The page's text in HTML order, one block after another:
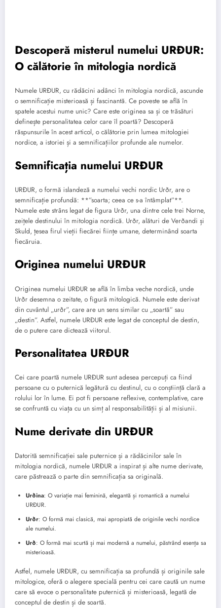
Descoperă misterul numelui URÐUR:
O călătorie în mitologia nordică
Numele URÐUR, cu rădăcini adânci în mitologia nordică, ascunde
o semnificație misterioasă și fascinantă. Ce poveste se află în
spatele acestui nume unic? Care este originea sa și ce trăsături
definește personalitatea celor care îl poartă? Descoperă
răspunsurile în acest articol, o călătorie prin lumea mitologiei
nordice, a istoriei și a semnificațiilor profunde ale numelor.
Semnificația numelui URÐUR
URÐUR, o formă islandeză a numelui vechi nordic Urðr, are o
semnificație profundă: **”soarta; ceea ce s-a întâmplat”**.
Numele este strâns legat de figura Urðr, una dintre cele trei Norne,
zeițele destinului în mitologia nordică. Urðr, alături de Verðandi și
Skuld, țesea firul vieții fiecărei ființe umane, determinând soarta
fiecăruia.
Originea numelui URÐUR
Originea numelui URÐUR se află în limba veche nordică, unde
Urðr desemna o zeitate, o figură mitologică. Numele este derivat
din cuvântul „urðr”, care are un sens similar cu „soartă” sau
„destin”. Astfel, numele URÐUR este legat de conceptul de destin,
de o putere care dictează viitorul.
Personalitatea URÐUR
Cei care poartă numele URÐUR sunt adesea percepuți ca fiind
persoane cu o puternică legătură cu destinul, cu o conștiință clară a
rolului lor în lume. Ei pot fi persoane reflexive, contemplative, care
se confruntă cu viața cu un simț al responsabilității și al misiunii.
Nume derivate din URÐUR
Datorită semnificației sale puternice și a rădăcinilor sale în
mitologia nordică, numele URÐUR a inspirat și alte nume derivate,
care păstrează o parte din semnificația sa originală.
Urðina: O variație mai feminină, elegantă și romantică a numelui
URÐUR.
Urðr: O formă mai clasică, mai apropiată de originile vechi nordice
ale numelui.
Urð: O formă mai scurtă și mai modernă a numelui, păstrând esența sa
misterioasă.
Astfel, numele URÐUR, cu semnificația sa profundă și originile sale
mitologice, oferă o alegere specială pentru cei care caută un nume
care să evoce o personalitate puternică și misterioasă, legată de
conceptul de destin și de soartă.